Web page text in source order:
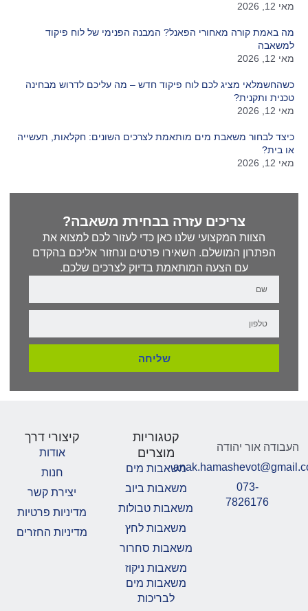
מאי 12, 2026
מה באמת קורה מאחורי הפאנל? המבנה הפנימי של לוח פיקוד
למשאבה
מאי 12, 2026
כשהחשמלאי מציג לכם לוח פיקוד חדש – מה עליכם לדרוש מבחינה
טכנית ותקנית?
מאי 12, 2026
כיצד לבחור משאבת מים מותאמת לצרכים השונים: חקלאות, תעשייה
או בית?
מאי 12, 2026
צריכים עזרה בבחירת משאבה?
הצוות המקצועי שלנו כאן כדי לעזור לכם למצוא את
הפתרון המושלם. השאירו פרטים ונחזור אליכם בהקדם
עם הצעה המותאמת בדיוק לצרכים שלכם.
שליחה
העבודה אור יהודה
073-
7826176
קטגוריות
מוצרים
משאבות מים
משאבות ביוב
משאבות טבולות
משאבות לחץ
משאבות סחרור
משאבות ניקוז
משאבות מים
לבריכות
קיצורי דרך
אודות
חנות
יצירת קשר
מדיניות פרטיות
מדיניות החזרים